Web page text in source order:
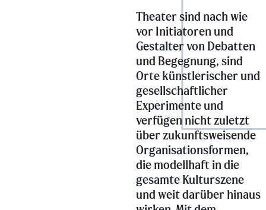
Theater sind nach wie
vor Initiatoren und
Gestalter von Debatten
und Begegnung, sind
Orte künstlerischer und
gesellschaftlicher
Experimente und
verfügen nicht zuletzt
über zukunftsweisende
Organisationsformen,
die modellhaft in die
gesamte Kulturszene
und weit darüber hinaus